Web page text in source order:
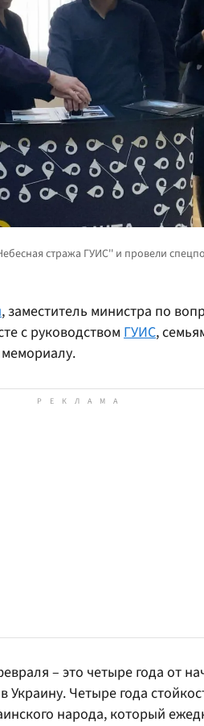
, заместитель министра по
с руководством ГУИС,
– это четыре года от
Украину. Четыре года
народа, который